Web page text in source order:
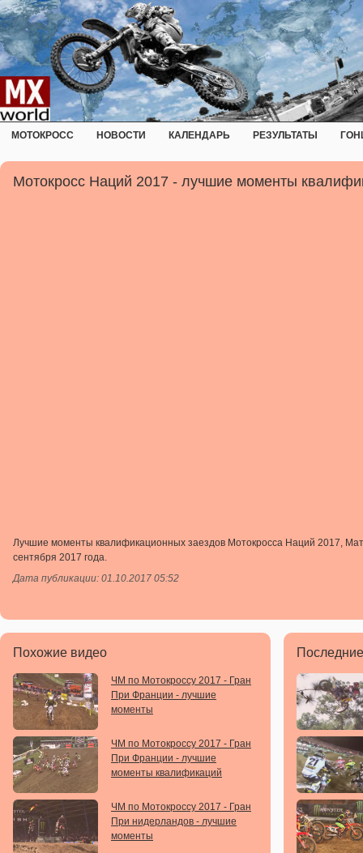
МОТОКРОСС НОВОСТИ КАЛЕНДАРЬ РЕЗУЛЬТАТЫ
Мотокросс Наций 2017 - лучшие моменты
Лучшие моменты квалификационных заездов Мотокросса Наций 2017,
сентября 2017 года.
Дата публикации: 01.10.2017 05:52
Похожие видео
ЧМ по Мотокроссу 2017 - Гран
При Франции - лучшие
моменты
ЧМ по Мотокроссу 2017 - Гран
При Франции - лучшие
моменты квалификаций
ЧМ по Мотокроссу 2017 - Гран
При нидерландов - лучшие
моменты